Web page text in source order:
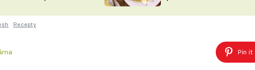
ČESKO NA TALÍŘI
KUCHAŘKA
VYCHYTÁVKY
Recepty
Pin it